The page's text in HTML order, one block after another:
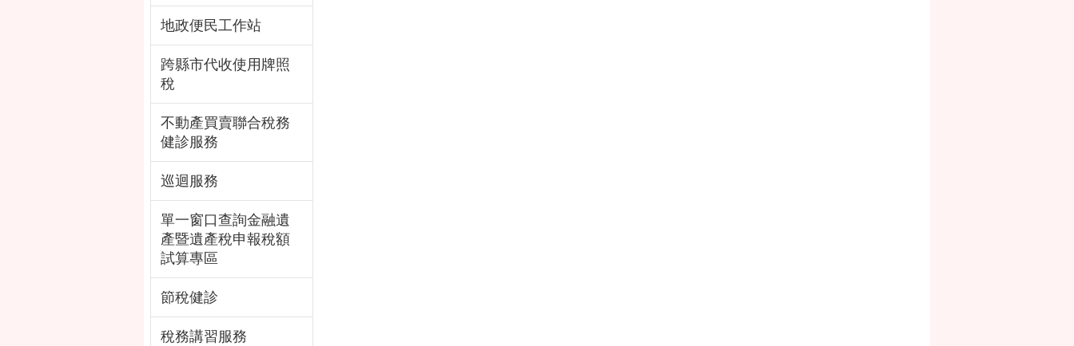
地政便民工作站
跨縣市代收使用牌照
稅
不動產買賣聯合稅務
健診服務
巡迴服務
單一窗口查詢金融遺
產暨遺產稅申報稅額
試算專區
節稅健診
稅務講習服務